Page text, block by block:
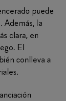
puede
la
clara, en
El
conlleva a